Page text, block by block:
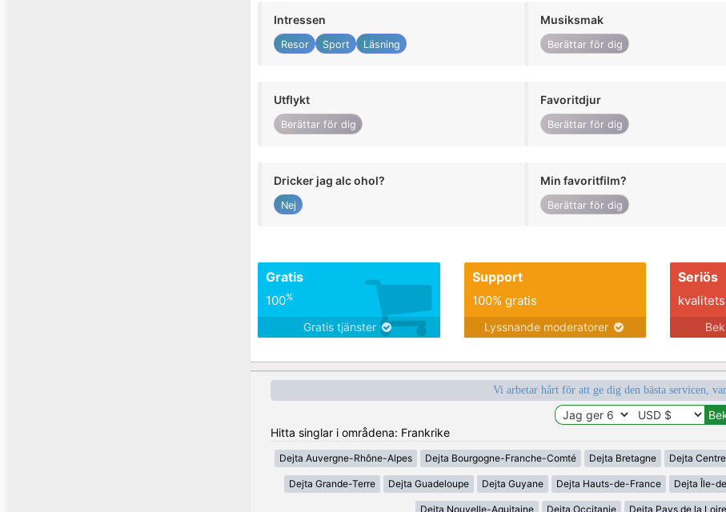
Intressen
Resor Sport Läsning
Musiksmak
Berättar för dig
Utflykt
Berättar för dig
Favoritdjur
Berättar för dig
Dricker jag alc ohol?
Nej
Min favoritfilm?
Berättar för dig
Gratis
100%
Gratis tjänster
Support
100% gratis
Lyssnande moderatorer
Seriös
Vi arbetar hårt för att ge dig den bästa servicen,
Hitta singlar i områdena: Frankrike
Dejta Auvergne-Rhône-Alpes Dejta Bourgogne-Franche-Comté Dejta Bretagne Dejta
Dejta Grande-Terre Dejta Guadeloupe Dejta Guyane Dejta Hauts-de-France Dejta Île-
Dejta Nouvelle-Aquitaine Dejta Occitanie Dejta Pays de la Loire